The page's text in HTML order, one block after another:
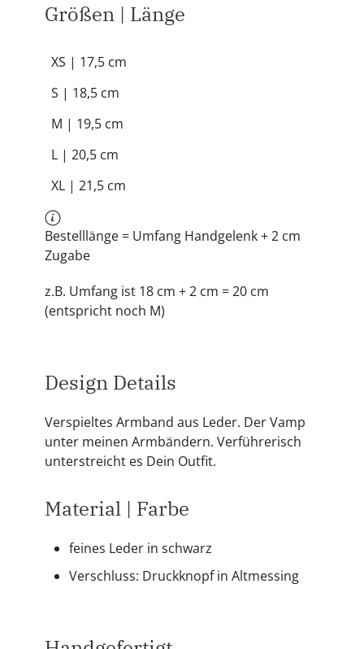
Größen | Länge
XS | 17,5 cm
S | 18,5 cm
M | 19,5 cm
L | 20,5 cm
XL | 21,5 cm
Bestelllänge = Umfang Handgelenk + 2 cm
Zugabe
z.B. Umfang ist 18 cm + 2 cm = 20 cm
(entspricht noch M)
Design Details
Verspieltes Armband aus Leder. Der Vamp
unter meinen Armbändern. Verführerisch
unterstreicht es Dein Outfit.
Material | Farbe
feines Leder in schwarz
Verschluss: Druckknopf in Altmessing